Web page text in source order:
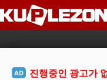
AD 진행중인 광고가